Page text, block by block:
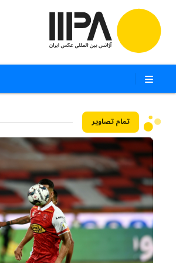
تمام تصاویر